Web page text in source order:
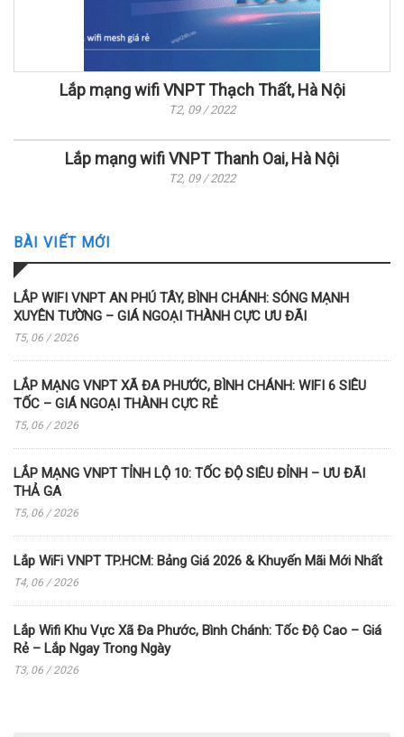
Lắp mạng wifi VNPT Thạch Thất, Hà Nội
T2, 09 / 2022
Lắp mạng wifi VNPT Thanh Oai, Hà Nội
T2, 09 / 2022
BÀI VIẾT MỚI
LẮP WIFI VNPT AN PHÚ TÂY, BÌNH CHÁNH: SÓNG MẠNH
XUYÊN TƯỜNG – GIÁ NGOẠI THÀNH CỰC ƯU ĐÃI
T5, 06 / 2026
LẮP MẠNG VNPT XÃ ĐA PHƯỚC, BÌNH CHÁNH: WIFI 6 SIÊU
TỐC – GIÁ NGOẠI THÀNH CỰC RẺ
T5, 06 / 2026
LẮP MẠNG VNPT TỈNH LỘ 10: TỐC ĐỘ SIÊU ĐỈNH – ƯU ĐÃI
THẢ GA
T5, 06 / 2026
Lắp WiFi VNPT TP.HCM: Bảng Giá 2026 & Khuyến Mãi Mới Nhất
T4, 06 / 2026
Lắp Wifi Khu Vực Xã Đa Phước, Bình Chánh: Tốc Độ Cao – Giá
Rẻ – Lắp Ngay Trong Ngày
T3, 06 / 2026